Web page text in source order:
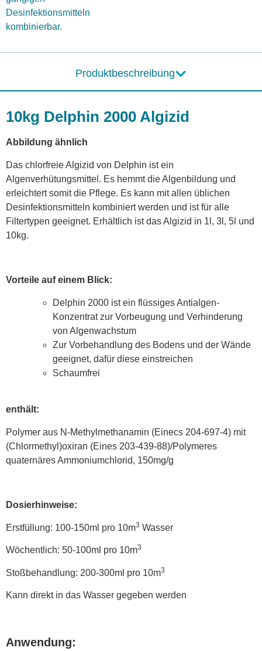
Desinfektionsmitteln
kombinierbar.
Produktbeschreibung
10kg Delphin 2000 Algizid
Abbildung ähnlich
Das chlorfreie Algizid von Delphin ist ein
Algenverhütungsmittel. Es hemmt die Algenbildung und
erleichtert somit die Pflege. Es kann mit allen üblichen
Desinfektionsmitteln kombiniert werden und ist für alle
Filtertypen geeignet. Erhältlich ist das Algizid in 1l, 3l, 5l und
10kg.
Vorteile auf einem Blick:
Delphin 2000 ist ein flüssiges Antialgen-
Konzentrat zur Vorbeugung und Verhinderung
von Algenwachstum
Zur Vorbehandlung des Bodens und der Wände
geeignet, dafür diese einstreichen
Schaumfrei
enthält:
Polymer aus N-Methylmethanamin (Einecs 204-697-4) mit
(Chlormethyl)oxiran (Eines 203-439-88)/Polymeres
quaternäres Ammoniumchlorid, 150mg/g
Dosierhinweise:
Erstfüllung: 100-150ml pro 10m3 Wasser
Wöchentlich: 50-100ml pro 10m3
Stoßbehandlung: 200-300ml pro 10m3
Kann direkt in das Wasser gegeben werden
Anwendung: